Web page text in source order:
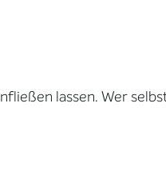
lassen. Wer